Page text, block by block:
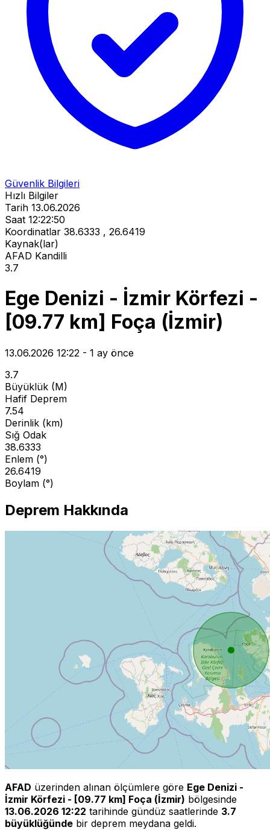
Güvenlik Bilgileri
Hızlı Bilgiler
Tarih 13.06.2026
Saat 12:22:50
Koordinatlar 38.6333 , 26.6419
Kaynak(lar)
AFAD Kandilli
3.7
Ege Denizi - İzmir Körfezi -
[09.77 km] Foça (İzmir)
13.06.2026 12:22 - 1 ay önce
3.7
Büyüklük (M)
Hafif Deprem
7.54
Derinlik (km)
Sığ Odak
38.6333
Enlem (°)
26.6419
Boylam (°)
Deprem Hakkında
AFAD üzerinden alınan ölçümlere göre Ege Denizi -
İzmir Körfezi - [09.77 km] Foça (İzmir) bölgesinde
13.06.2026 12:22 tarihinde gündüz saatlerinde 3.7
büyüklüğünde bir deprem meydana geldi.